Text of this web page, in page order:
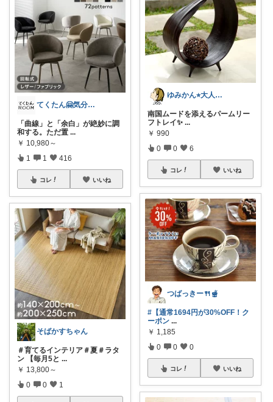
てくたん🤗気分がアガる⤴インテリア雑貨
「曲線」と「余白」が絶妙に調
和する。ただ置 ...
￥ 10,980～
1 1 416
コレ いいね
そばかすちゃん
＃育てるインテリア＃夏＃ラタ
ン 【毎月5と ...
￥ 13,800～
0 0 1
ゆみかん⭐︎大人の暮らし研究室
南国ムードを添えるパームリー
フトレイ✨ ...
￥ 990
0 0 6
コレ いいね
つばっきー🍴🫕
#【通常1694円が30%OFF！ク
ーポン ...
￥ 1,185
0 0 0
コレ いいね